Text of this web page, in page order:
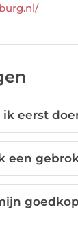
ik eerst
een